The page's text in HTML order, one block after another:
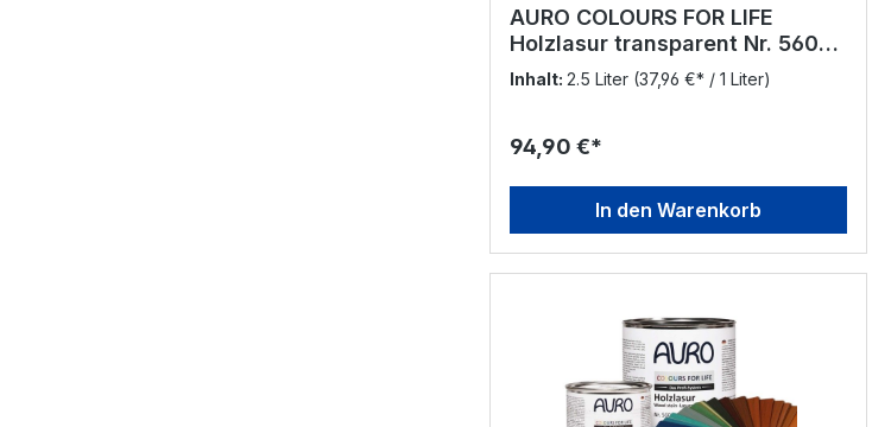
AURO COLOURS FOR LIFE
Holzlasur transparent Nr. 560
2,5l
Inhalt: 2.5 Liter (37,96 €* / 1 Liter)
94,90 €*
In den Warenkorb